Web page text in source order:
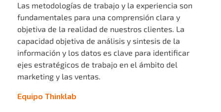
Las metodologías de trabajo y la experiencia son
fundamentales para una comprensión clara y
objetiva de la realidad de nuestros clientes. La
capacidad objetiva de análisis y sintesis de la
información y los datos es clave para identificar
ejes estratégicos de trabajo en el ámbito del
marketing y las ventas.
Equipo Thinklab